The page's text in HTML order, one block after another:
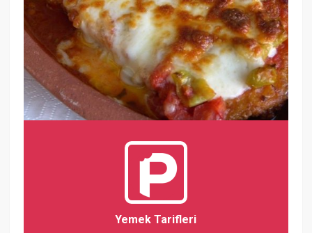
Yemek Tarifleri